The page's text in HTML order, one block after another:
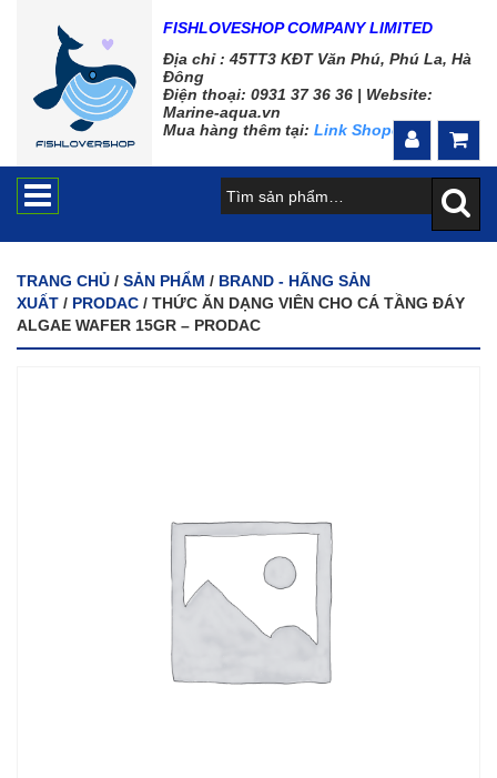
FISHLOVESHOP COMPANY LIMITED
Địa chỉ : 45TT3 KĐT Văn Phú, Phú La, Hà
Đông
Điện thoại: 0931 37 36 36 | Website:
Marine-aqua.vn
Mua hàng thêm tại: Link Shopee
TRANG CHỦ / SẢN PHẨM / BRAND - HÃNG SẢN
XUẤT / PRODAC / THỨC ĂN DẠNG VIÊN CHO CÁ TẦNG ĐÁY
ALGAE WAFER 15GR – PRODAC